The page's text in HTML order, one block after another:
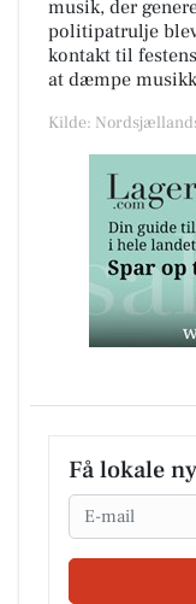
musik, der
politipatrulje
kontakt til
at dæmpe
Kilde:
Få lokale
Email